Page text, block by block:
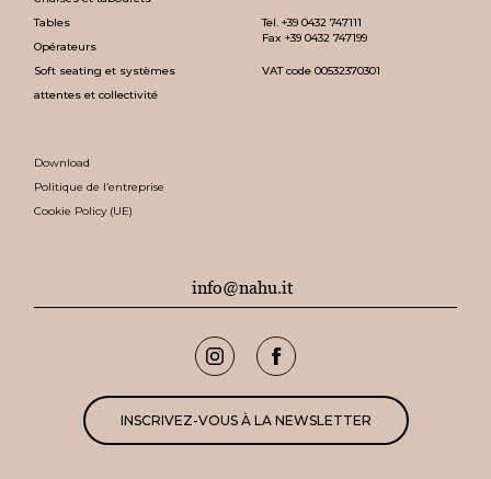
Tables
Opérateurs
Soft seating et systèmes
attentes et collectivité
Download
Politique de l’entreprise
Cookie Policy (UE)
Tel. +39 0432 747111
Fax +39 0432 747199
VAT code 00532370301
info@nahu.it
INSCRIVEZ-VOUS À LA NEWSLETTER